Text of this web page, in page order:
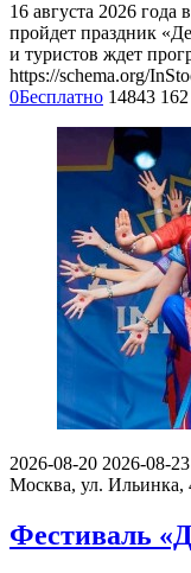
16 августа 2026
пройдет праздник
и туристов ждет
https://schema.org/
0Бесплатно 14843 162
2026-08-20 2026-08-23
Москва, ул. Ильинка,
Фестиваль